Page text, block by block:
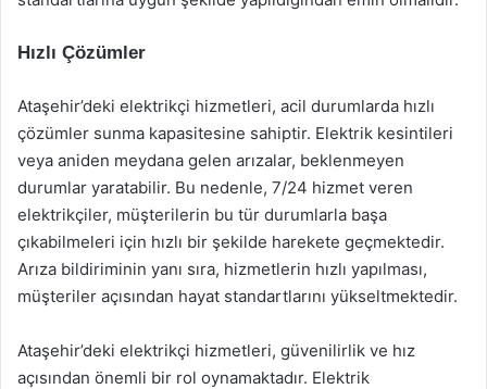
Hızlı Çözümler
Ataşehir’deki elektrikçi hizmetleri, acil durumlarda hızlı
çözümler sunma kapasitesine sahiptir. Elektrik kesintileri
veya aniden meydana gelen arızalar, beklenmeyen
durumlar yaratabilir. Bu nedenle, 7/24 hizmet veren
elektrikçiler, müşterilerin bu tür durumlarla başa
çıkabilmeleri için hızlı bir şekilde harekete geçmektedir.
Arıza bildiriminin yanı sıra, hizmetlerin hızlı yapılması,
müşteriler açısından hayat standartlarını yükseltmektedir.
Ataşehir’deki elektrikçi hizmetleri, güvenilirlik ve hız
açısından önemli bir rol oynamaktadır. Elektrik